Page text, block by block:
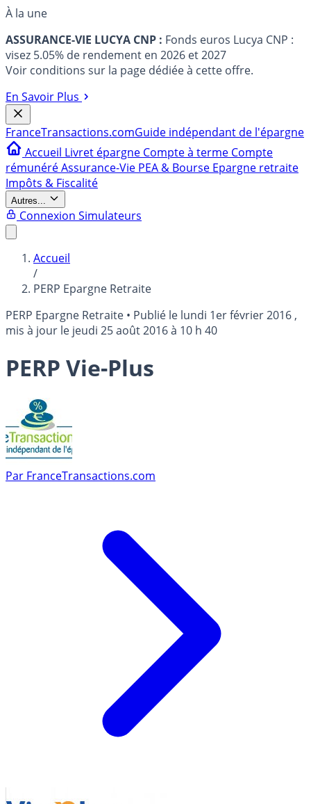
À la une
ASSURANCE-VIE LUCYA CNP : Fonds euros Lucya CNP :
visez 5.05% de rendement en 2026 et 2027
Voir conditions sur la page dédiée à cette offre.
En Savoir Plus
FranceTransactions.comGuide indépendant de l'épargne
Accueil Livret épargne Compte à terme Compte
rémunéréAssurance-Vie PEA & Bourse Epargne retraite
Impôts & Fiscalité
Autres...
Connexion Simulateurs
Accueil
/
PERP Epargne Retraite
PERP Epargne Retraite • Publié le lundi 1er février 2016 ,
mis à jour le jeudi 25 août 2016 à 10 h 40
PERP Vie-Plus
Par FranceTransactions.com